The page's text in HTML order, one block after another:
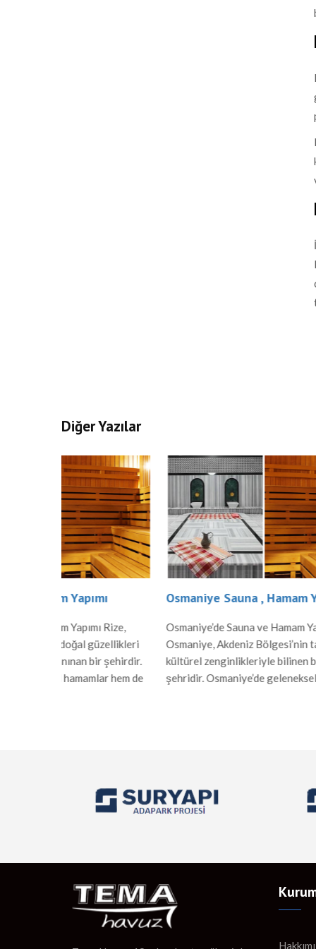
Diğer Yazılar
Osmaniye Sauna , Hamam Yapımı
Osmaniye’de Sauna ve Hamam Yapımı
Osmaniye, Akdeniz Bölgesi’nin tarihi ve
kültürel zenginlikleriyle bilinen bir
şehridir. Osmaniye’de geleneksel hamam
yapılan hamamlar, sıcak suyun […]
Ordu
Ordu’da